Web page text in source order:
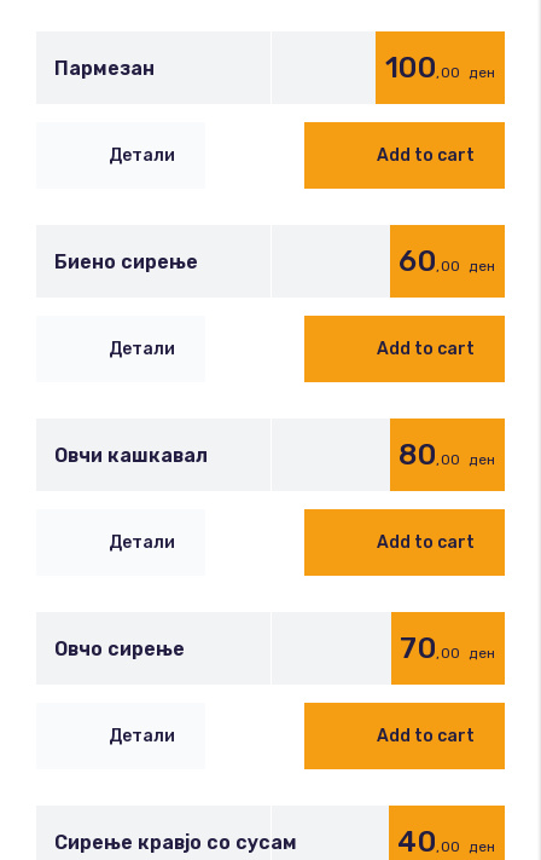
Пармезан 100,00 ден
Детали Add to cart
Биено сирење 60,00 ден
Детали Add to cart
Овчи кашкавал 80,00 ден
Детали Add to cart
Овчо сирење 70,00 ден
Детали Add to cart
Сирење кравјо со сусам 40,00 ден